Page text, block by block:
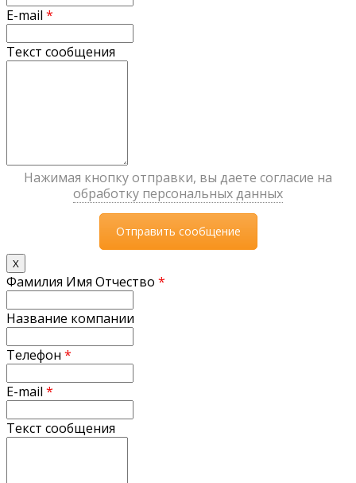
E-mail *
Текст сообщения
Нажимая кнопку отправки, вы даете согласие на
обработку персональных данных
X
Фамилия Имя Отчество *
Название компании
Телефон *
E-mail *
Текст сообщения